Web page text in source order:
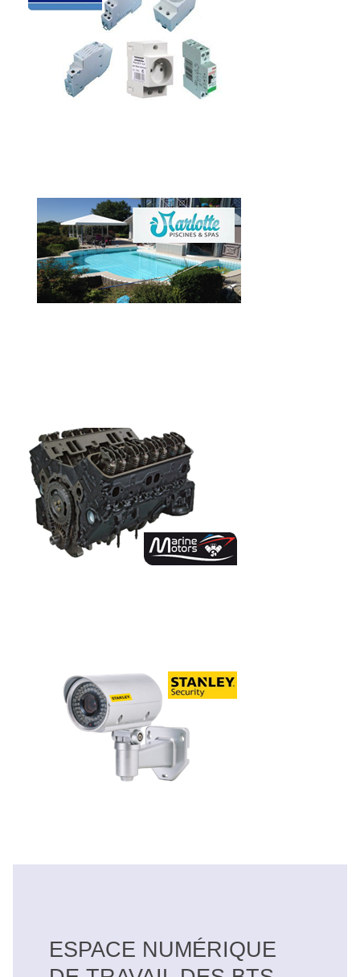
ESPACE NUMÉRIQUE